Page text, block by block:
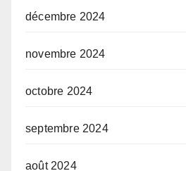
décembre 2024
novembre 2024
octobre 2024
septembre 2024
août 2024